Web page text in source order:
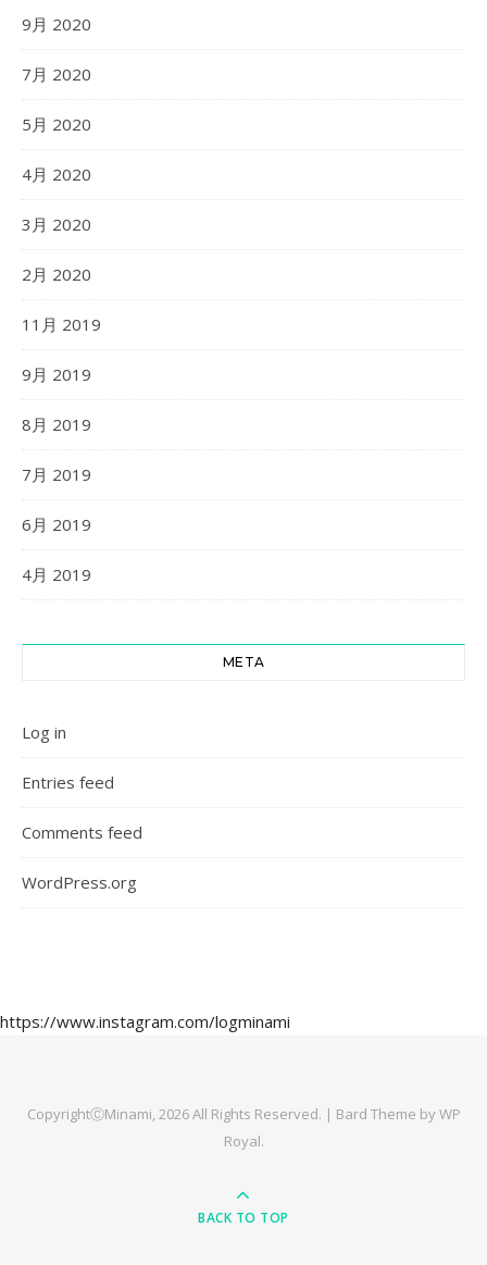
9月 2020
7月 2020
5月 2020
4月 2020
3月 2020
2月 2020
11月 2019
9月 2019
8月 2019
7月 2019
6月 2019
4月 2019
META
Log in
Entries feed
Comments feed
WordPress.org
https://www.instagram.com/logminami
CopyrightⒸMinami, 2026 All Rights Reserved. | Bard Theme byWP
Royal.
BACK TO TOP